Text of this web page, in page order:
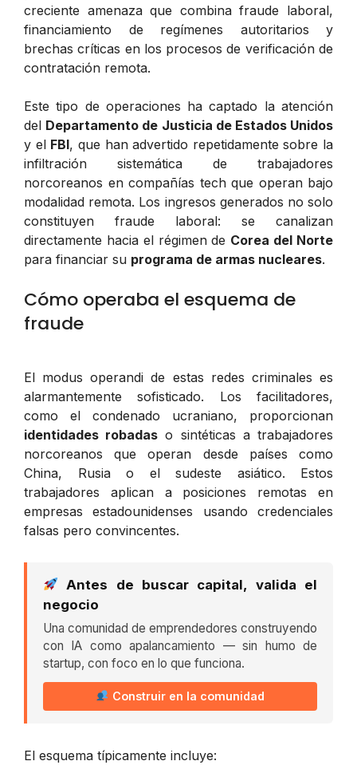
creciente amenaza que combina fraude laboral,
financiamiento de regímenes autoritarios y
brechas críticas en los procesos de verificación de
contratación remota.
Este tipo de operaciones ha captado la atención
del Departamento de Justicia de Estados Unidos
y el FBI, que han advertido repetidamente sobre la
infiltración sistemática de trabajadores
norcoreanos en compañías tech que operan bajo
modalidad remota. Los ingresos generados no solo
constituyen fraude laboral: se canalizan
directamente hacia el régimen de Corea del Norte
para financiar su programa de armas nucleares.
Cómo operaba el esquema de
fraude
El modus operandi de estas redes criminales es
alarmantemente sofisticado. Los facilitadores,
como el condenado ucraniano, proporcionan
identidades robadas o sintéticas a trabajadores
norcoreanos que operan desde países como
China, Rusia o el sudeste asiático. Estos
trabajadores aplican a posiciones remotas en
empresas estadounidenses usando credenciales
falsas pero convincentes.
Antes de buscar capital, valida el
negocio
Una comunidad de emprendedores construyendo
con IA como apalancamiento — sin humo de
startup, con foco en lo que funciona.
Construir en la comunidad
El esquema típicamente incluye: